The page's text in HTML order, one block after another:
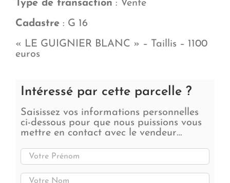
Type de transaction : Vente
Cadastre : G 16
« LE GUIGNIER BLANC » – Taillis – 1100
euros
Intéressé par cette parcelle ?
Saisissez vos informations personnelles
ci-dessous pour que nous puissions vous
mettre en contact avec le vendeur…